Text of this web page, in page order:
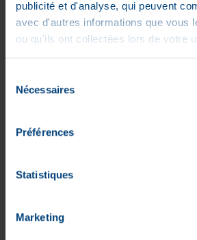
publicité et d'analyse, qui peuvent
avec d'autres informations que vous
ou qu'ils ont collectées lors de votre
services.
Nécessaires
Préférences
Statistiques
Marketing
En stock